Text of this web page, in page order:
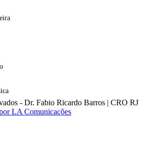
- Dr. Fabio Ricardo Barros | CRO RJ
LA Comunicações